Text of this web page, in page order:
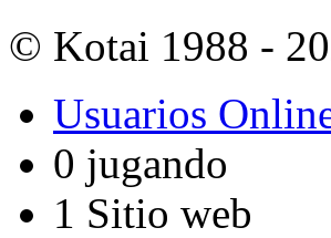
© Kotai 1988 -
Usuarios
0 jugando
1 Sitio web